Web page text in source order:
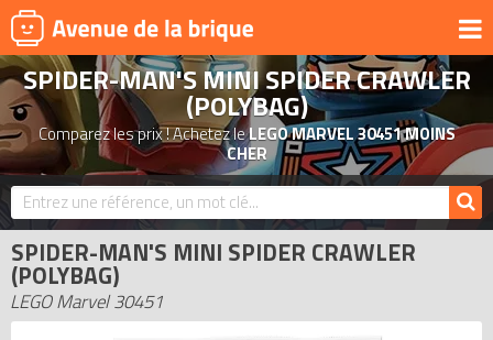
UNIVERS
PRODUITS DÉRIVÉS
NOUVEAUTÉS
LEGO 2026
BONS PLANS
ASSOCIATIONS DE FANS
SPIDER-MAN'S MINI SPIDER CRAWLER
(POLYBAG)
Comparez les prix ! Achetez leLEGO MARVEL 30451 MOINS
CHER
SPIDER-MAN'S MINI SPIDER CRAWLER
(POLYBAG)
LEGO Marvel 30451